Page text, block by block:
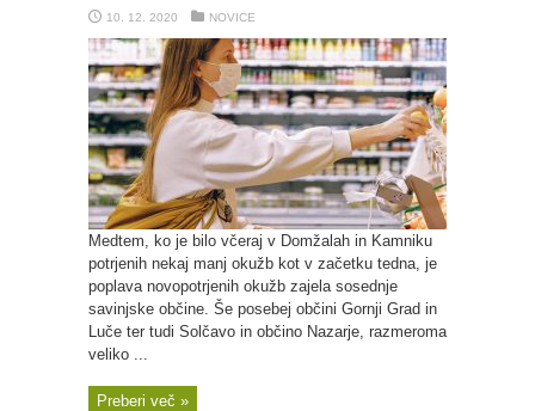
10. 12. 2020 NOVICE
Medtem, ko je bilo včeraj v Domžalah in Kamniku
potrjenih nekaj manj okužb kot v začetku tedna, je
poplava novopotrjenih okužb zajela sosednje
savinjske občine. Še posebej občini Gornji Grad in
Luče ter tudi Solčavo in občino Nazarje, razmeroma
veliko ...
Preberi več »